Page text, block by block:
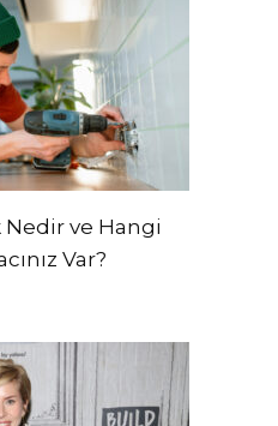
Nedir ve Hangi
Var?